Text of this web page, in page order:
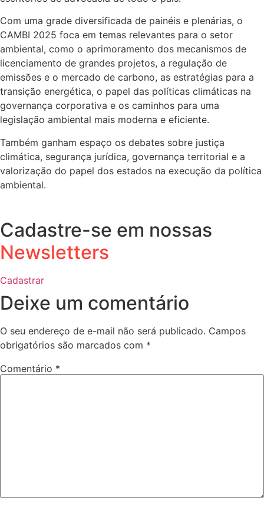
Com uma grade diversificada de painéis e plenárias, o
CAMBI 2025 foca em temas relevantes para o setor
ambiental, como o aprimoramento dos mecanismos de
licenciamento de grandes projetos, a regulação de
emissões e o mercado de carbono, as estratégias para a
transição energética, o papel das políticas climáticas na
governança corporativa e os caminhos para uma
legislação ambiental mais moderna e eficiente.
Também ganham espaço os debates sobre justiça
climática, segurança jurídica, governança territorial e a
valorização do papel dos estados na execução da política
ambiental.
Cadastre-se em nossas
Newsletters
Cadastrar
Deixe um comentário
O seu endereço de e-mail não será publicado. Campos
obrigatórios são marcados com *
Comentário *